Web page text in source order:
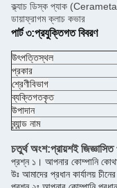
ক্ল্যাচ ডিস্ক প্যাক
ডায়াফ্রাগম ক্লাচ কভার
পার্ট ৩:প্রযুক্তিগত বিবরণ
উৎপত্তিস্থল
প্রকার
শ্রেণীবিভাগ
ব্যক্তিগতকৃত
উপাদান
ব্র্যান্ড নাম
চতুর্থ অংশ:প্রায়শই
প্রশ্ন ১। আপনার কোম্পানি
উঃ আমাদের প্রধান কার্যালয়